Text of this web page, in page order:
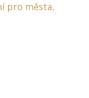
pro města,